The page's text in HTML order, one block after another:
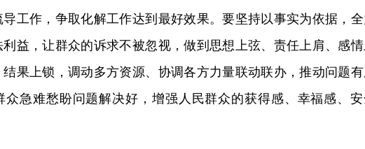
工作，争取化解工作达到最好效果。要坚持以事实为依据，
益，让群众的诉求不被忽视，做到思想上弦、责任上肩、感
果上锁，调动多方资源、协调各方力量联动联办，推动问题
众急难愁盼问题解决好，增强人民群众的获得感、幸福感、